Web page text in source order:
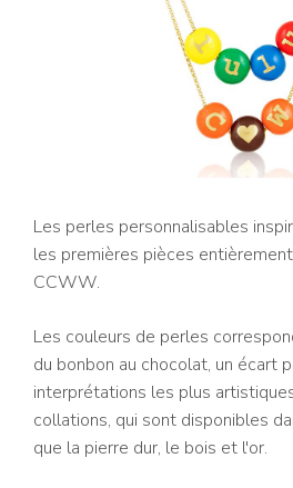
Les perles personnalisables
les premières pièces
CCWW.
Les couleurs de perles
du bonbon au chocolat, un écart
interprétations les plus
collations, qui sont disponibles
que la pierre dur, le bois et l'or.